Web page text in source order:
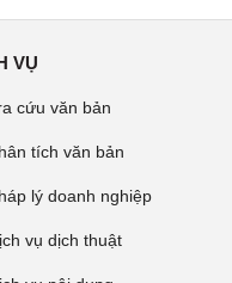
VỤ
cứu văn bản
tích văn bản
lý doanh nghiệp
vụ dịch thuật